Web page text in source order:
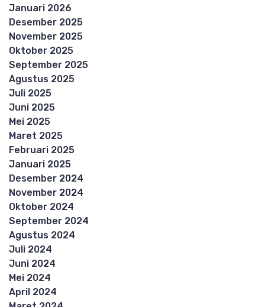
Januari 2026
Desember 2025
November 2025
Oktober 2025
September 2025
Agustus 2025
Juli 2025
Juni 2025
Mei 2025
Maret 2025
Februari 2025
Januari 2025
Desember 2024
November 2024
Oktober 2024
September 2024
Agustus 2024
Juli 2024
Juni 2024
Mei 2024
April 2024